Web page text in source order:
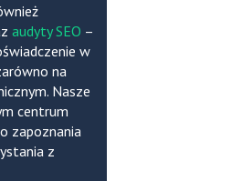
audyty SEO –
w
na
Nasze
centrum
zapoznania
z